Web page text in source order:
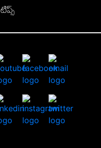
టిప్స్